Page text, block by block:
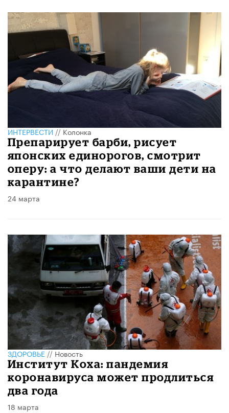
ИНТЕРВЕСТИ//Колонка
Препарирует барби, рисует
японских единорогов, смотрит
оперу: а что делают ваши дети на
карантине?
24 марта
ЗДОРОВЬЕ//Новость
Институт Коха: пандемия
коронавируса может продлиться
два года
18 марта